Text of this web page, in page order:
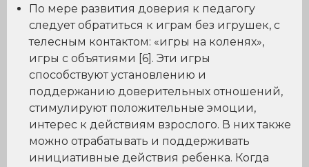
По мере развития доверия к педагогу
следует обратиться к играм без игрушек, с
телесным контактом: «игры на коленях»,
игры с объятиями [6]. Эти игры
способствуют установлению и
поддержанию доверительных отношений,
стимулируют положительные эмоции,
интерес к действиям взрослого. В них также
можно отрабатывать и поддерживать
инициативные действия ребенка. Когда